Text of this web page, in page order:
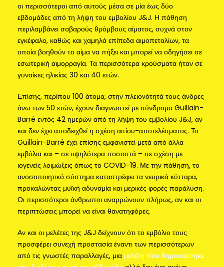
οι περισσότεροι από αυτούς μέσα σε μία έως δύο
εβδομάδες από τη λήψη του εμβολίου J&J. Η πάθηση
περιλαμβάνει σοβαρούς θρόμβους αίματος, συχνά στον
εγκέφαλο, καθώς και χαμηλά επίπεδα αιμοπεταλίων, τα
οποία βοηθούν το αίμα να πήξει και μπορεί να οδηγήσει σε
εσωτερική αιμορραγία. Τα περισσότερα κρούσματα ήταν σε
γυναίκες ηλικίας 30 και 40 ετών.
Επίσης, περίπου 100 άτομα, στην πλειονότητά τους άνδρες
άνω των 50 ετών, έχουν διαγνωστεί με σύνδρομο Guillain-
Barré εντός 42 ημερών από τη λήψη του εμβολίου J&J, αν
και δεν έχει αποδειχθεί η σχέση αιτίου-αποτελέσματος. Το
Guillain-Barré έχει επίσης εμφανιστεί μετά από άλλα
εμβόλια και – σε υψηλότερα ποσοστά – σε σχέση με
ιογενείς λοιμώξεις όπως το COVID-19. Με την πάθηση, το
ανοσοποιητικό σύστημα καταστρέφει τα νευρικά κύτταρα,
προκαλώντας μυϊκή αδυναμία και μερικές φορές παράλυση.
Οι περισσότεροι άνθρωποι αναρρώνουν πλήρως, αν και οι
περιπτώσεις μπορεί να είναι θανατηφόρες.
Αν και οι μελέτες της J&J δείχνουν ότι το εμβόλιο τους
προσφέρει συνεχή προστασία έναντι των περισσότερων
από τις γνωστές παραλλαγές, μια μελέτη που δημοσιεύτηκε